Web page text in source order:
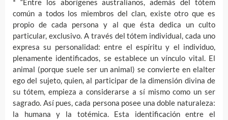
* “Entre los aborígenes australianos, además del tótem
común a todos los miembros del clan, existe otro que es
propio de cada persona y al que ésta dedica un culto
particular, exclusivo. A través del tótem individual, cada uno
expresa su personalidad: entre el espíritu y el individuo,
plenamente identificados, se establece un vínculo vital. El
animal (porque suele ser un animal) se convierte en elalter
ego del sujeto, quien, al participar de la dimensión divina de
su tótem, empieza a considerarse a sí mismo como un ser
sagrado. Así pues, cada persona posee una doble naturaleza:
la humana y la totémica. Esta identificación entre el